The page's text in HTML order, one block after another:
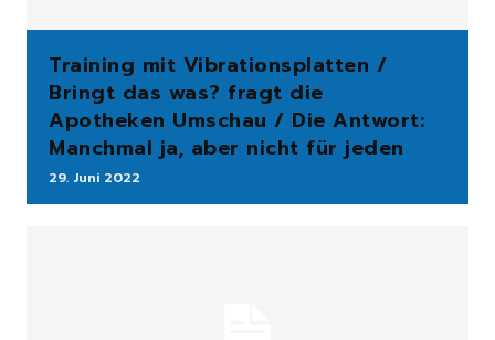
Training mit Vibrationsplatten /
Bringt das was? fragt die
Apotheken Umschau / Die Antwort:
Manchmal ja, aber nicht für jeden
29. Juni 2022